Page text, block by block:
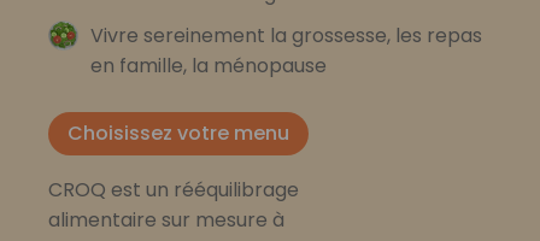
Vivre sereinement la grossesse, les repas
en famille, la ménopause
Choisissez votre menu
CROQ est un rééquilibrage
alimentaire sur mesure à